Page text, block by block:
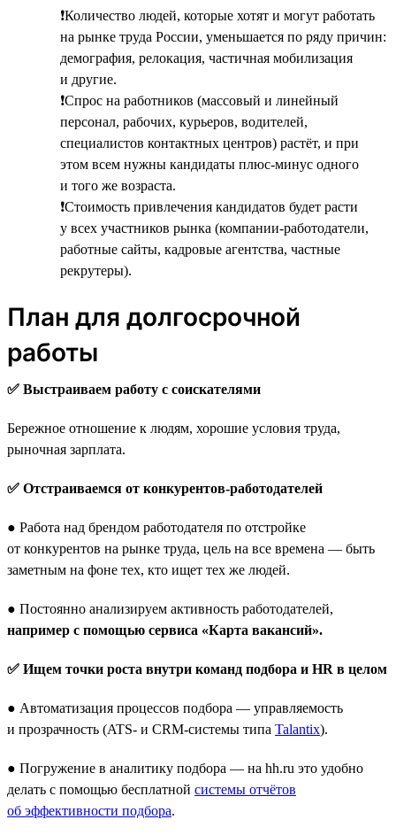
❗Количество людей, которые хотят и могут работать
на рынке труда России, уменьшается по ряду причин:
демография, релокация, частичная мобилизация
и другие.
❗Спрос на работников (массовый и линейный
персонал, рабочих, курьеров, водителей,
специалистов контактных центров) растёт, и при
этом всем нужны кандидаты плюс-минус одного
и того же возраста.
❗Стоимость привлечения кандидатов будет расти
у всех участников рынка (компании-работодатели,
работные сайты, кадровые агентства, частные
рекрутеры).
План для долгосрочной
работы
✅ Выстраиваем работу с соискателями
Бережное отношение к людям, хорошие условия труда,
рыночная зарплата.
✅ Отстраиваемся от конкурентов-работодателей
● Работа над брендом работодателя по отстройке
от конкурентов на рынке труда, цель на все времена — быть
заметным на фоне тех, кто ищет тех же людей.
● Постоянно анализируем активность работодателей,
например с помощью сервиса «Карта вакансий».
✅ Ищем точки роста внутри команд подбора и HR в целом
● Автоматизация процессов подбора — управляемость
и прозрачность (ATS- и CRM-системы типа Talantix).
● Погружение в аналитику подбора — на hh.ru это удобно
делать с помощью бесплатной системы отчётов
об эффективности подбора.